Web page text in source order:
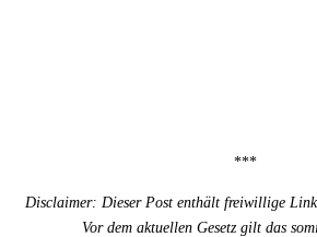
***
Disclaimer: Dieser Post enthält freiwillige
Vor dem aktuellen Gesetz gilt das